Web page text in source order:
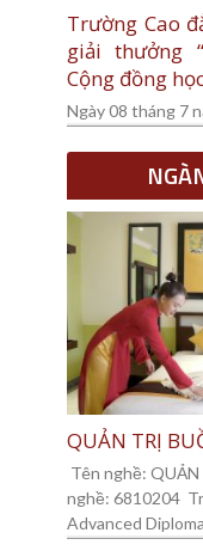
Trường Cao
giải thưởng
Cộng đồng
Ngày 08 tháng 7
QUẢN TRỊ
Tên nghề:
nghề: 6810204
Advanced